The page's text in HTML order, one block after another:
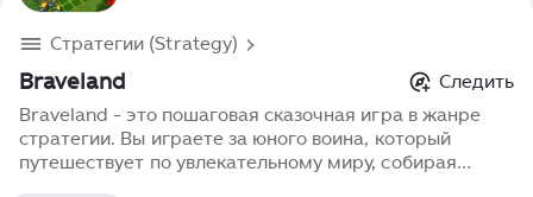
Стратегии (Strategy)
Braveland
Следить
Braveland - это пошаговая сказочная игра в жанре
стратегии. Вы играете за юного воина, который
путешествует по увлекательному миру, собирая